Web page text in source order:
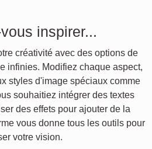
inspirer...
créativité avec des options de
infinies. Modifiez chaque aspect,
styles d'image spéciaux comme
souhaitiez intégrer des textes
des effets pour ajouter de la
vous donne tous les outils pour
votre vision.